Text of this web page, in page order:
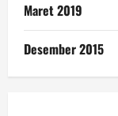
Maret 2019
Desember 2015